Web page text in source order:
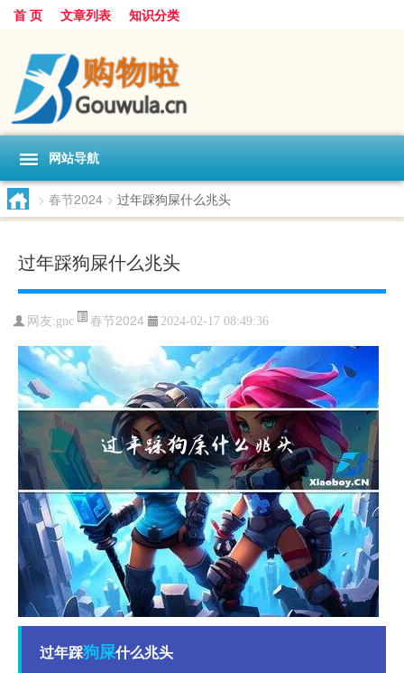
首 页 文章列表 知识分类
网站导航
> 春节2024 > 过年踩狗屎什么兆头
过年踩狗屎什么兆头
网友:gnc 春节2024 2024-02-17 08:49:36
过年踩狗屎什么兆头